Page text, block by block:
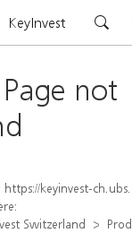
KeyInvest
not
https://keyinvest-ch.ubs.com/produkt/detail/
Switzerland